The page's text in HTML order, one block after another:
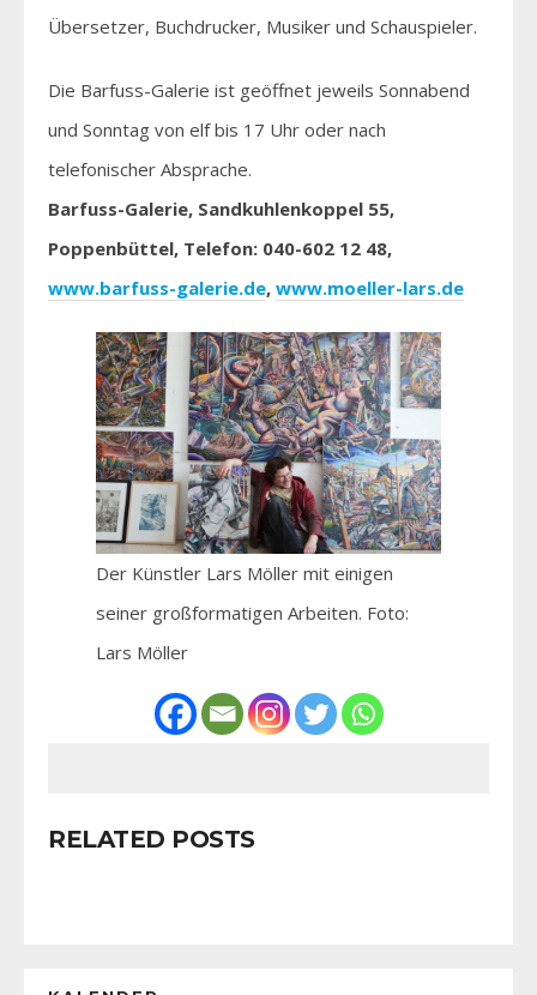
Übersetzer, Buchdrucker, Musiker und Schauspieler.
Die Barfuss-Galerie ist geöffnet jeweils Sonnabend
und Sonntag von elf bis 17 Uhr oder nach
telefonischer Absprache.
Barfuss-Galerie, Sandkuhlenkoppel 55,
Poppenbüttel, Telefon: 040-602 12 48,
www.barfuss-galerie.de, www.moeller-lars.de
Der Künstler Lars Möller mit einigen
seiner großformatigen Arbeiten. Foto:
Lars Möller
RELATED POSTS